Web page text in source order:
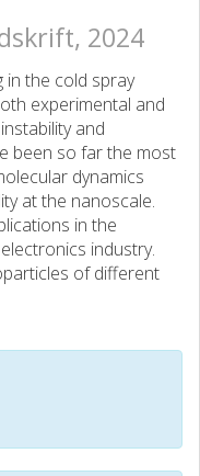
2024
in the cold spray
experimental and
and
been so far the most
dynamics
at the nanoscale.
in the
industry.
of different
are required for a jet
propose a method
demonstrate an
and radial stress
can propagate into
the adiabatic